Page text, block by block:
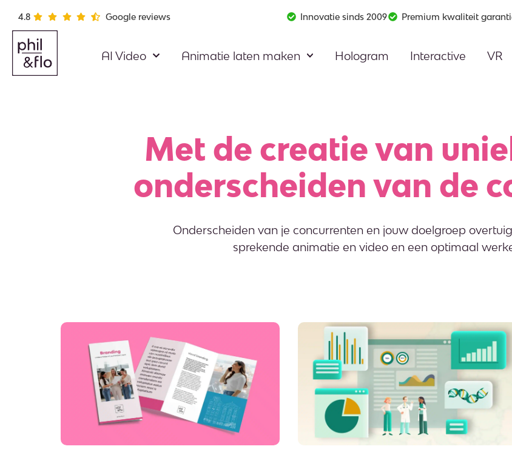
4.8 Google reviews Innovatie sinds 2009 Premium kwaliteit
AI Video Animatie laten maken Hologram Interactive VR
Met de creatie van
onderscheiden van de
Onderscheiden van je concurrenten en jouw doelgroep
sprekende animatie en video en een optimaal